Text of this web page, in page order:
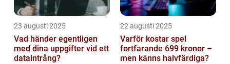
23 augusti 2025
Vad händer egentligen
med dina uppgifter vid ett
dataintrång?
22 augusti 2025
Varför kostar spel
fortfarande 699 kronor –
men känns halvfärdiga?